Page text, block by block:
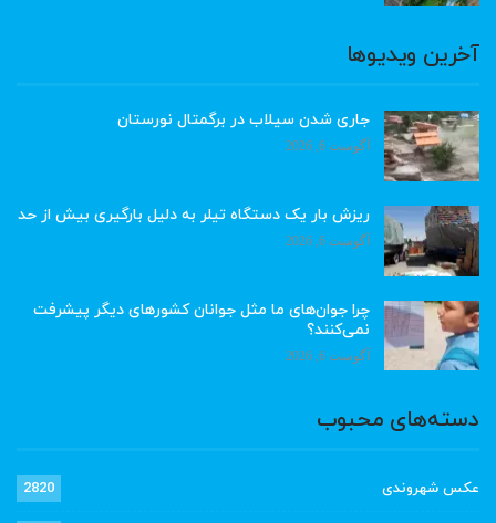
آخرین ویدیوها
جاری شدن سیلاب در برگمتال نورستان
آگوست 6, 2026
ریزش بار یک دستگاه تیلر به دلیل بارگیری بیش از حد
آگوست 6, 2026
چرا جوان‌های ما مثل جوانان کشورهای دیگر پیشرفت
نمی‌کنند؟
آگوست 6, 2026
دسته‌های محبوب
عکس شهروندی 2820